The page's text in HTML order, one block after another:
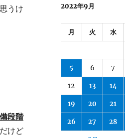
うけ
段階
けど
2022年9月
月 火 水
5 6 7
12 13 14
19 20 21
26 27 28